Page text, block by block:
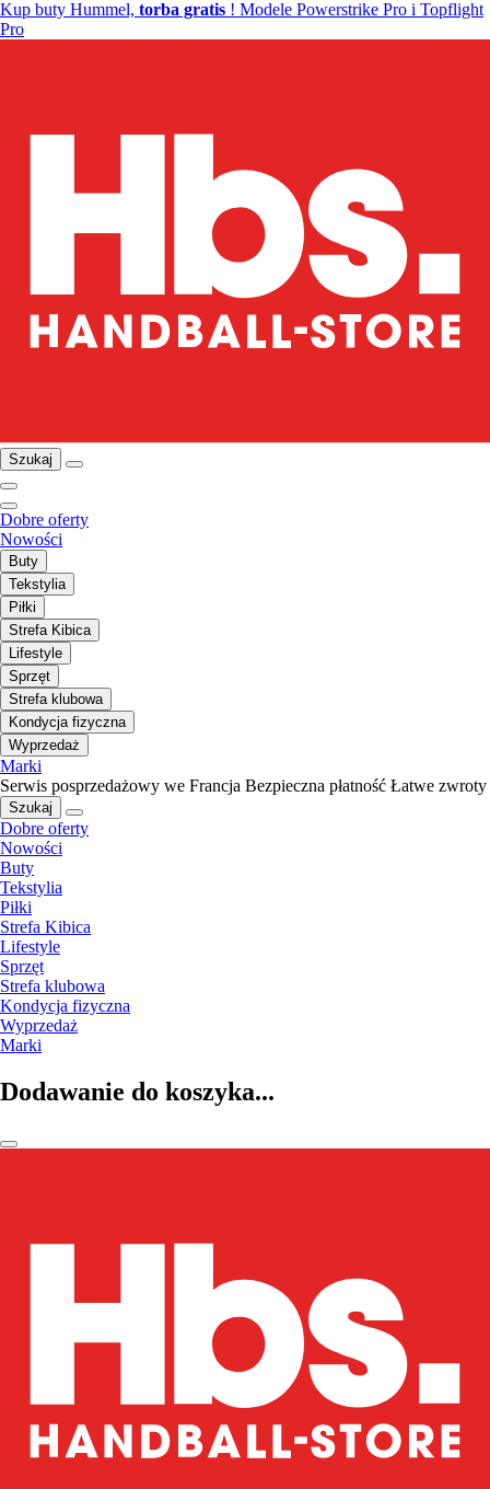
Kup buty Hummel, torba gratis ! Modele Powerstrike Pro i Topflight
Pro
Szukaj
Dobre oferty
Nowości
Buty
Tekstylia
Piłki
Strefa Kibica
Lifestyle
Sprzęt
Strefa klubowa
Kondycja fizyczna
Wyprzedaż
Marki
Serwis posprzedażowy we Francja Bezpieczna płatność Łatwe zwroty
Szukaj
Dobre oferty
Nowości
Buty
Tekstylia
Piłki
Strefa Kibica
Lifestyle
Sprzęt
Strefa klubowa
Kondycja fizyczna
Wyprzedaż
Marki
Dodawanie do koszyka...